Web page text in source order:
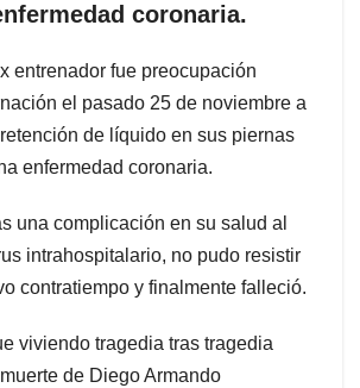
coronaria.
entrenador fue preocupación
el pasado 25 de noviembre a
de líquido en sus piernas
enfermedad coronaria.
una complicación en su salud al
intrahospitalario, no pudo resistir
contratiempo y finalmente falleció.
viviendo tragedia tras tragedia
de Diego Armando